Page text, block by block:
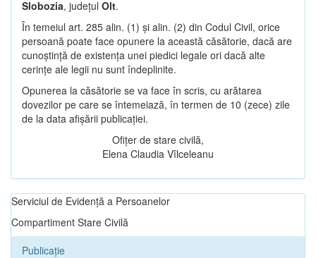
Slobozia, județul Olt.
În temeiul art. 285 alin. (1) și alin. (2) din Codul Civil, orice
persoană poate face opunere la această căsătorie, dacă are
cunoștință de existența unei piedici legale ori dacă alte
cerințe ale legii nu sunt îndeplinite.
Opunerea la căsătorie se va face în scris, cu arătarea
dovezilor pe care se întemeiază, în termen de 10 (zece) zile
de la data afișării publicației.
Ofițer de stare civilă,
Elena Claudia Vîlceleanu
Serviciul de Evidență a Persoanelor
Compartiment Stare Civilă
Publicație